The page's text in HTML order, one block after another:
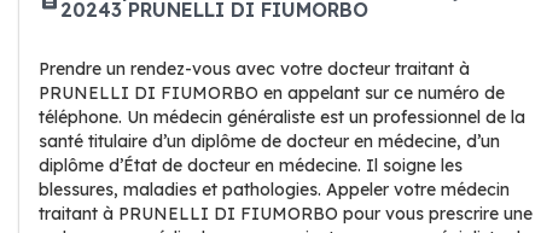
20243 PRUNELLI DI FIUMORBO
Prendre un rendez-vous avec votre docteur traitant à
PRUNELLI DI FIUMORBO en appelant sur ce numéro de
téléphone. Un médecin généraliste est un professionnel de la
santé titulaire d’un diplôme de docteur en médecine, d’un
diplôme d’État de docteur en médecine. Il soigne les
blessures, maladies et pathologies. Appeler votre médecin
traitant à PRUNELLI DI FIUMORBO pour vous prescrire une